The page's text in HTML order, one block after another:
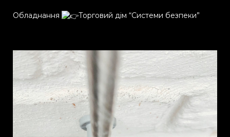
Обладнання Торговий дім “Системи безпеки”